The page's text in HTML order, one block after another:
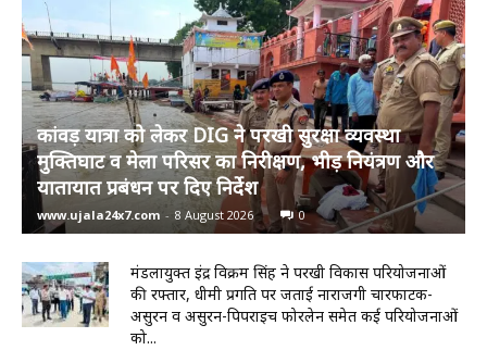
कांवड़ यात्रा को लेकर DIG ने परखी सुरक्षा व्यवस्था
मुक्तिघाट व मेला परिसर का निरीक्षण, भीड़ नियंत्रण और
यातायात प्रबंधन पर दिए निर्देश
www.ujala24x7.com - 8 August 2026 0
मंडलायुक्त इंद्र विक्रम सिंह ने परखी विकास परियोजनाओं
की रफ्तार, धीमी प्रगति पर जताई नाराजगी चारफाटक-
असुरन व असुरन-पिपराइच फोरलेन समेत कई परियोजनाओं
को...